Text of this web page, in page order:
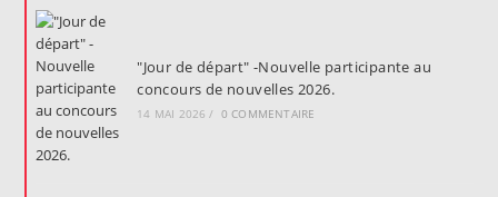
"Jour de départ" -Nouvelle participante au
concours de nouvelles 2026.
14 MAI 2026 / 0 COMMENTAIRE